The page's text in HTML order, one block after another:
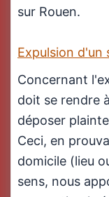
sur Rouen.
Expulsion d'un
Concernant
doit se rendre
déposer
Ceci, en
domicile (lieu
sens, nous